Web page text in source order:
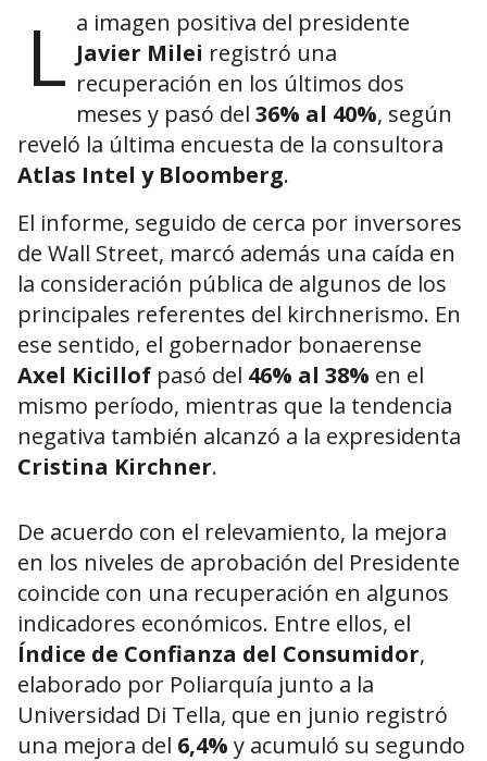
L a imagen positiva del presidente
Javier Milei registró una
recuperación en los últimos dos
meses y pasó del 36% al 40%, según
reveló la última encuesta de la consultora
Atlas Intel y Bloomberg.
El informe, seguido de cerca por inversores
de Wall Street, marcó además una caída en
la consideración pública de algunos de los
principales referentes del kirchnerismo. En
ese sentido, el gobernador bonaerense
Axel Kicillof pasó del 46% al 38% en el
mismo período, mientras que la tendencia
negativa también alcanzó a la expresidenta
Cristina Kirchner.
De acuerdo con el relevamiento, la mejora
en los niveles de aprobación del Presidente
coincide con una recuperación en algunos
indicadores económicos. Entre ellos, el
Índice de Confianza del Consumidor,
elaborado por Poliarquía junto a la
Universidad Di Tella, que en junio registró
una mejora del 6,4% y acumuló su segundo